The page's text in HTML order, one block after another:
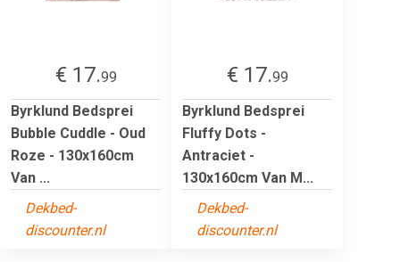
€ 17.99
Byrklund Bedsprei
Bubble Cuddle - Oud
Roze - 130x160cm
Van ...
Dekbed-
discounter.nl
€ 17.99
Byrklund Bedsprei
Fluffy Dots -
Antraciet -
130x160cm Van M...
Dekbed-
discounter.nl